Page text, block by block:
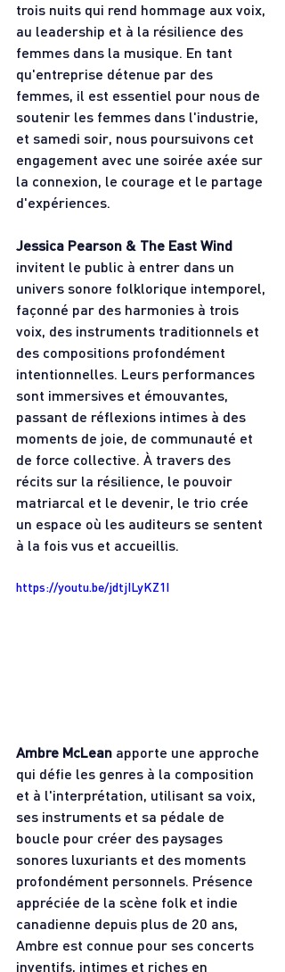
trois nuits qui rend hommage aux voix,
au leadership et à la résilience des
femmes dans la musique. En tant
qu'entreprise détenue par des
femmes, il est essentiel pour nous de
soutenir les femmes dans l'industrie,
et samedi soir, nous poursuivons cet
engagement avec une soirée axée sur
la connexion, le courage et le partage
d'expériences.
Jessica Pearson & The East Wind
invitent le public à entrer dans un
univers sonore folklorique intemporel,
façonné par des harmonies à trois
voix, des instruments traditionnels et
des compositions profondément
intentionnelles. Leurs performances
sont immersives et émouvantes,
passant de réflexions intimes à des
moments de joie, de communauté et
de force collective. À travers des
récits sur la résilience, le pouvoir
matriarcal et le devenir, le trio crée
un espace où les auditeurs se sentent
à la fois vus et accueillis.
https://youtu.be/jdtjILyKZ1I
Ambre McLean apporte une approche
qui défie les genres à la composition
et à l'interprétation, utilisant sa voix,
ses instruments et sa pédale de
boucle pour créer des paysages
sonores luxuriants et des moments
profondément personnels. Présence
appréciée de la scène folk et indie
canadienne depuis plus de 20 ans,
Ambre est connue pour ses concerts
inventifs, intimes et riches en